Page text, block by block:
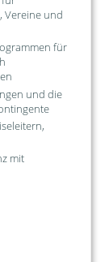
Vereine und
für
und die
mit